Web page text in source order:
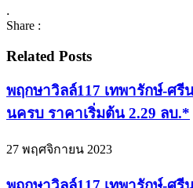
.
Share :
Related Posts
พฤกษาวิลล์117 เทพารักษ์-ศ
นครบ ราคาเริ่มต้น 2.29 ลบ.*
27 พฤศจิกายน 2023